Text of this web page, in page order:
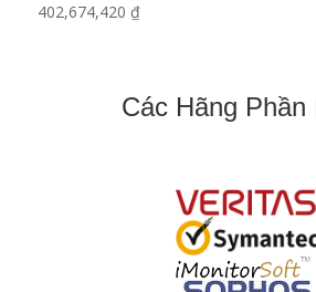
402,674,420 ₫
Các Hãng Phần